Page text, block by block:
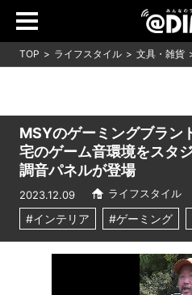
TOP ライフスタイル 文具・雑貨
MSYのゲーミングブラン
宅のゲーム音環境をスタ
調音パネルが登場
2023.12.09 ライフスタイル
#インテリア #ゲーミング